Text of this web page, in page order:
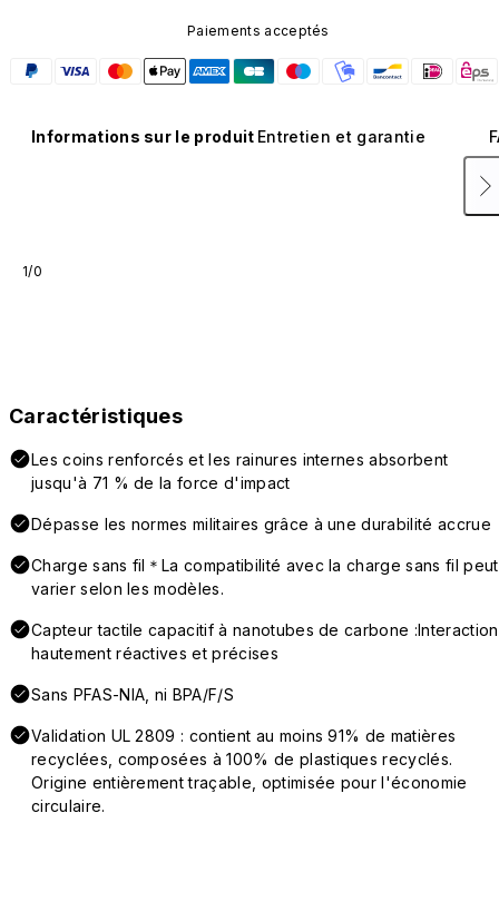
Paiements acceptés
Informations sur le produit Entretien et garantie
1/0
Caractéristiques
Les coins renforcés et les rainures internes absorbent
jusqu'à 71 % de la force d'impact
Dépasse les normes militaires grâce à une durabilité accrue
Charge sans fil＊La compatibilité avec la charge sans fil peut
varier selon les modèles.
Capteur tactile capacitif à nanotubes de carbone
hautement réactives et précises
Sans PFAS-NIA, ni BPA/F/S
Validation UL 2809 : contient au moins 91% de matières
recyclées, composées à 100% de plastiques recyclés.
Origine entièrement traçable, optimisée pour l'économie
circulaire.